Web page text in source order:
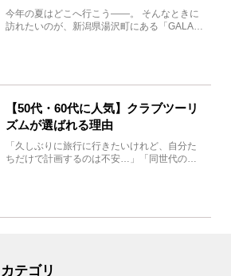
生まれ変わる
今年の夏はどこへ行こう――。 そんなときに
訪れたいのが、新潟県湯沢町にある「GALA湯
【50代・60代に人気】クラブツーリ
ズムが選ばれる理由
「久しぶりに旅行に行きたいけれど、自分た
ちだけで計画するのは不安…」「同世代の方
テゴリ